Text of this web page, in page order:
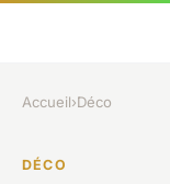
Accueil›Déco
DÉCO